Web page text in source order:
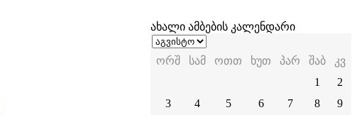
ახალი ამბების კალენდარი
ორშ სამ ოთთ ხუთ პარ შაბ
კვ
1
2
3
4 5 6 7 8
9